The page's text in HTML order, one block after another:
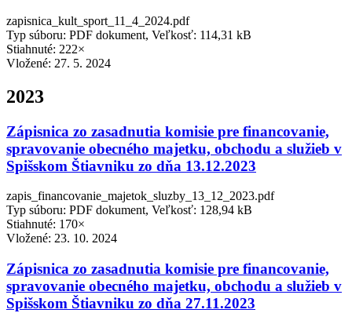
zapisnica_kult_sport_11_4_2024.pdf
Typ súboru: PDF dokument, Veľkosť: 114,31 kB
Stiahnuté: 222×
Vložené: 27. 5. 2024
2023
Zápisnica zo zasadnutia komisie pre financovanie,
spravovanie obecného majetku, obchodu a služieb v
Spišskom Štiavniku zo dňa 13.12.2023
zapis_financovanie_majetok_sluzby_13_12_2023.pdf
Typ súboru: PDF dokument, Veľkosť: 128,94 kB
Stiahnuté: 170×
Vložené: 23. 10. 2024
Zápisnica zo zasadnutia komisie pre financovanie,
spravovanie obecného majetku, obchodu a služieb v
Spišskom Štiavniku zo dňa 27.11.2023